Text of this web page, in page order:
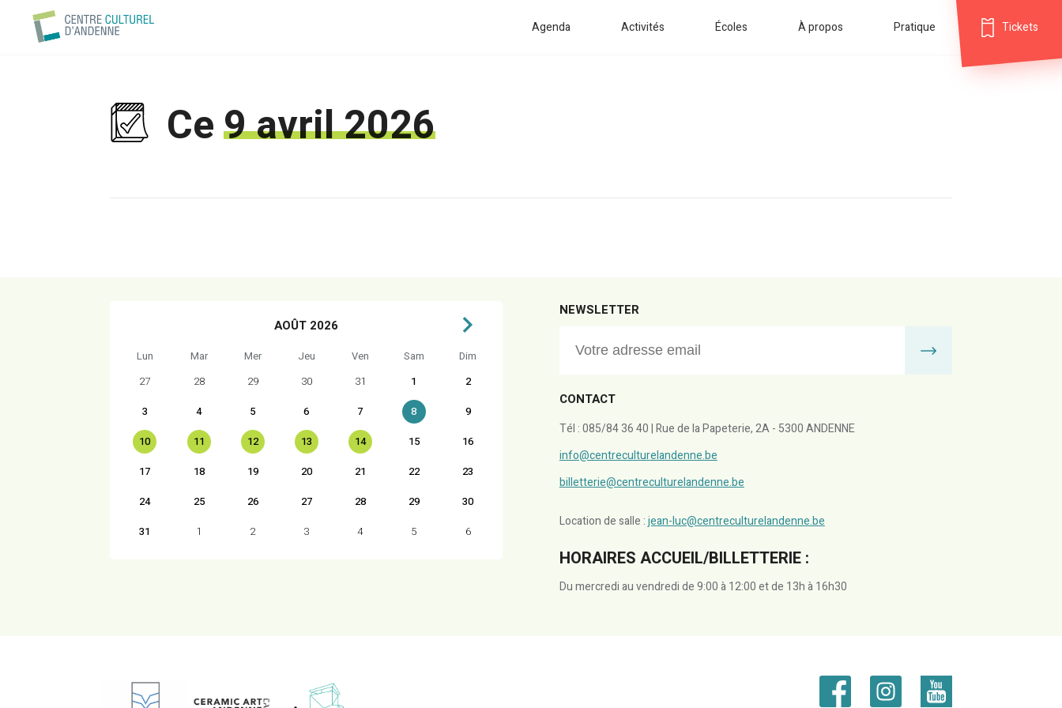
Agenda Activités Écoles À propos Pratique Tickets
Ce9 avril 2026
AOÛT 2026
Lun Mar Mer Jeu Ven Sam
Dim
27
28 29 30 31 1
2
3
4 5 6 7 8
9
10
11 12 13 14 15
16
17
18 19 20 21 22
23
24
25 26 27 28 29
30
31
1 2 3 4 5 6
NEWSLETTER
CONTACT
Tél : 085/84 36 40 | Rue de la Papeterie, 2A - 5300 ANDENNE
info@centreculturelandenne.be
billetterie@centreculturelandenne.be
Location de salle :jean-luc@centreculturelandenne.be
HORAIRES ACCUEIL/BILLETTERIE :
Du mercredi au vendredi de 9:00 à 12:00 et de 13h à 16h30